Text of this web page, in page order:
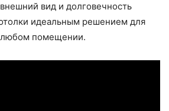
вид и долговечность
идеальным решением для
любом помещении.